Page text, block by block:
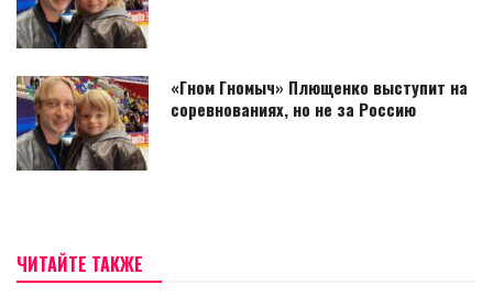
«Гном Гномыч» Плющенко выступит на
соревнованиях, но не за Россию
ЧИТАЙТЕ ТАКЖЕ